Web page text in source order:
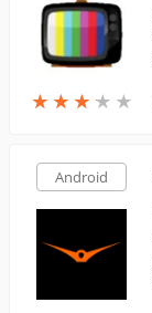
★ ★ ★ ★ ★
★ ★ ★ ★ ★
Android